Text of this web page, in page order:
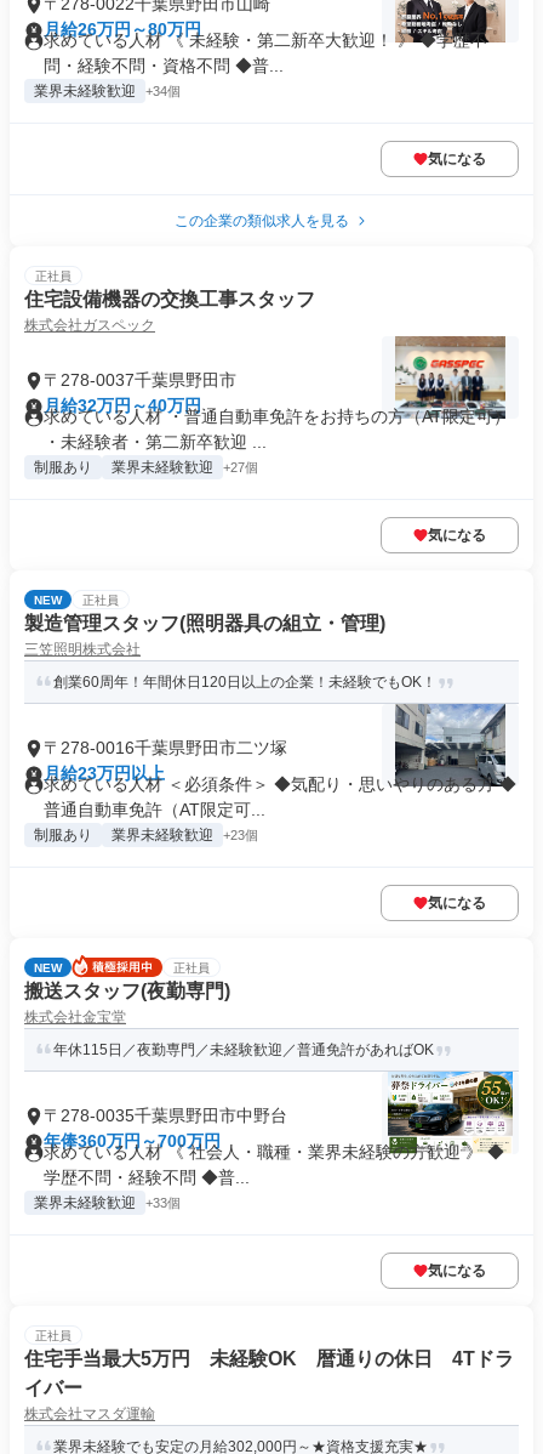
月給26万円～80万円
求めている人材 《 未経験・第二新卒大歓迎！ 》 ◆学歴不
問・経験不問・資格不問 ◆普...
業界未経験歓迎 +34個
気になる
この企業の類似求人を見る
正社員
住宅設備機器の交換工事スタッフ
株式会社ガスペック
〒278-0037千葉県野田市
月給32万円～40万円
求めている人材 ・普通自動車免許をお持ちの方（AT限定可）
・未経験者・第二新卒歓迎 ...
制服あり 業界未経験歓迎 +27個
気になる
NEW 正社員
製造管理スタッフ(照明器具の組立・管理)
三笠照明株式会社
創業60周年！年間休日120日以上の企業！未経験でもOK！
〒278-0016千葉県野田市二ツ塚
月給23万円以上
求めている人材 ＜必須条件＞ ◆気配り・思いやりのある方 ◆
普通自動車免許（AT限定可...
制服あり 業界未経験歓迎 +23個
気になる
NEW 正社員
搬送スタッフ(夜勤専門)
株式会社金宝堂
年休115日／夜勤専門／未経験歓迎／普通免許があればOK
〒278-0035千葉県野田市中野台
年俸360万円～700万円
求めている人材 《 社会人・職種・業界未経験の方歓迎 》 ◆
学歴不問・経験不問 ◆普...
業界未経験歓迎 +33個
気になる
正社員
住宅手当最大5万円 未経験OK 暦通りの休日 4Tドラ
イバー
株式会社マスダ運輸
業界未経験でも安定の月給302,000円～★資格支援充実★